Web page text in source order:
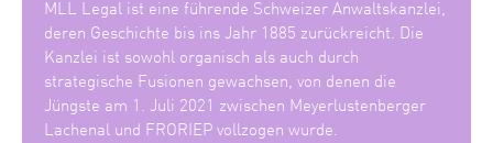
MLL Legal ist eine führende Schweizer Anwaltskanzlei,
deren Geschichte bis ins Jahr 1885 zurückreicht. Die
Kanzlei ist sowohl organisch als auch durch
strategische Fusionen gewachsen, von denen die
Jüngste am 1. Juli 2021 zwischen Meyerlustenberger
Lachenal und FRORIEP vollzogen wurde.